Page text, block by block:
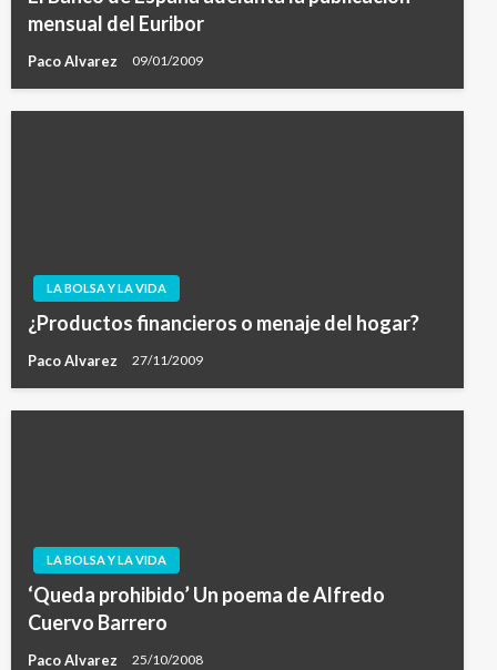
mensual del Euribor
Paco Alvarez 09/01/2009
LA BOLSA Y LA VIDA
¿Productos financieros o menaje del hogar?
Paco Alvarez 27/11/2009
LA BOLSA Y LA VIDA
‘Queda prohibido’ Un poema de Alfredo
Cuervo Barrero
Paco Alvarez 25/10/2008